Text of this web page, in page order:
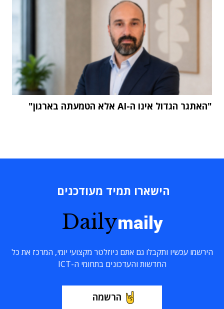
"האתגר הגדול אינו ה-AI אלא הטמעתה בארגון"
הישארו תמיד מעודכנים
Dailymaily
הירשמו עכשיו ותקבלו גם אתם ניוזלטר מקצועי יומי, המרכז את כל
החדשות והעדכונים בתחומי ה-ICT
הרשמה